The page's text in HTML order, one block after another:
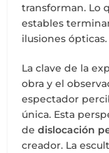
transforman. Lo
estables
ilusiones ópticas.
La clave de la
obra y el
espectador
única. Esta
dedislocación
creador. La